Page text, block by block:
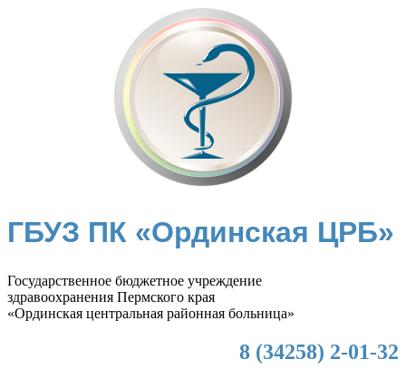
ГБУЗ ПК «Ординская ЦРБ»
Государственное бюджетное учреждение
здравоохранения Пермского края
«Ординская центральная районная больница»
8 (34258) 2-01-32